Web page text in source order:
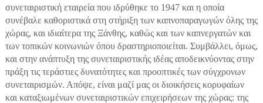
συνεταιριστική εταιρεία που ιδρύθηκε το 1947 και η οποία
συνέβαλε καθοριστικά στη στήριξη των καπνοπαραγωγών όλης της
χώρας, και ιδιαίτερα της Ξάνθης, καθώς και των καπνεργατών και
των τοπικών κοινωνιών όπου δραστηριοποιείται. Συμβάλλει, όμως,
και στην ανάπτυξη της συνεταιριστικής ιδέας αποδεικνύοντας στην
πράξη τις τεράστιες δυνατότητες και προοπτικές των σύγχρονων
συνεταιρισμών. Απόψε, είναι μαζί μας οι διοικήσεις κορυφαίων
και καταξιωμένων συνεταιριστικών επιχειρήσεων της χώρας: της